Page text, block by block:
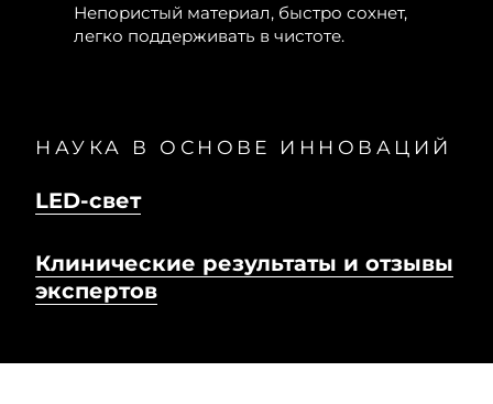
Непористый материал, быстро сохнет,
легко поддерживать в чистоте.
НАУКА В ОСНОВЕ ИННОВАЦИЙ
LED-свет
Клинические результаты и отзывы
экспертов